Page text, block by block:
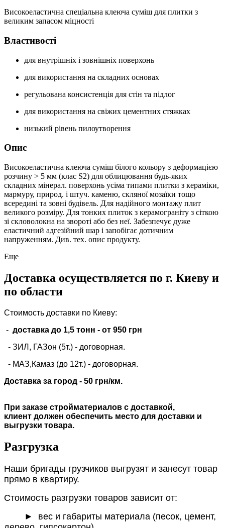
Високоеластична спеціальна клеюча суміш для плитки з
великим запасом міцності
Властивості
для внутрішніх і зовнішніх поверхонь
для використання на складних основах
регульована консистенція для стін та підлог
для використання на свіжих цементних стяжках
низький рівень пилоутворення
Опис
Високоеластична клеюча суміш білого кольору з деформацією
розчину > 5 мм (клас S2) для облицювання будь-яких
складних мінерал. поверхонь усіма типами плитки з кераміки,
мармуру, природ. і штуч. каменю, скляної мозаїки тощо
всередині та зовні будівель. Для надійного монтажу плит
великого розміру. Для тонких плиток з керамограніту з сіткою
зі скловолокна на звороті або без неї. Забезпечує дуже
еластичний адгезійний шар і запобігає дотичним
напруженням. Див. тех. опис продукту.
Еще
Доставка осуществляется по г. Киеву и
по области
Стоимость доставки по Киеву:
- доставка до 1,5 тонн - от 950 грн
- ЗИЛ, ГАЗон (5т.) - договорная.
- МАЗ,Камаз (до 12т.) - договорная.
Доставка за город - 50 грн/км.
При заказе стройматериалов с доставкой,
клиент должен обеспечить место для доставки и
выгрузки товара.
Разгрузка
Наши бригады грузчиков выгрузят и занесут товар
прямо в квартиру.
Стоимость разгрузки товаров зависит от:
►
вес и габариты материала (песок, цемент,